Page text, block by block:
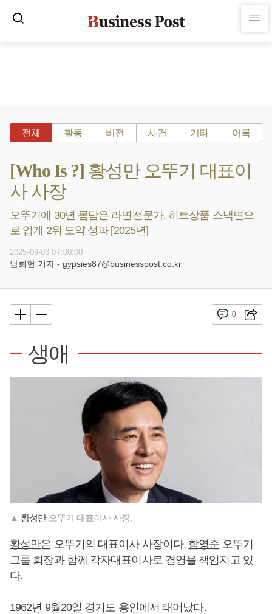
전체 활동 비전 사건 기타 어록
[Who Is ?] 황성만 오뚜기 대표이
사 사장
오뚜기에 30년 몸담은 라면전문가, 히트상품 스낵면으
로 업계 2위 도약 성과 [2025년]
2025-09-03 07:00:00
남희헌 기자 - gypsies87@businesspost.co.kr
0
생애
▲ 황성만오뚜기 대표이사 사장.
황성만은 오뚜기의 대표이사 사장이다. 함영준 오뚜기
그룹 회장과 함께 각자대표이사로 경영을 책임지고 있
다.
1962년 9월20일 경기도 용인에서 태어났다.